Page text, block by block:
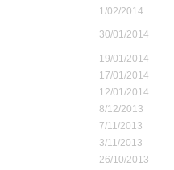
1/02/2014
30/01/2014
19/01/2014
17/01/2014
12/01/2014
8/12/2013
7/11/2013
3/11/2013
26/10/2013